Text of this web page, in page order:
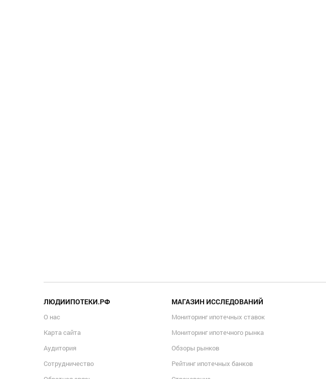
ЛЮДИИПОТЕКИ.РФ
О нас
Карта сайта
Аудитория
Сотрудничество
МАГАЗИН ИССЛЕДОВАНИЙ
Мониторинг ипотечных ставок
Мониторинг ипотечного рынка
Обзоры рынков
Рейтинг ипотечных банков